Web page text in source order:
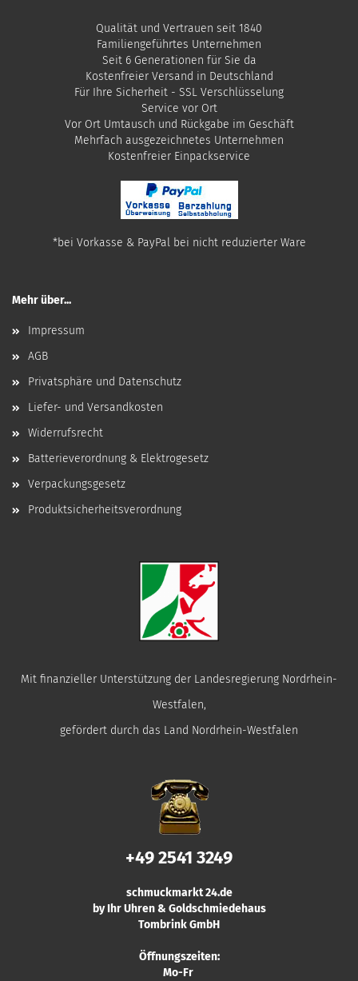
Qualität und Vertrauen seit 1840
Familiengeführtes Unternehmen
Seit 6 Generationen für Sie da
Kostenfreier Versand in Deutschland
Für Ihre Sicherheit - SSL Verschlüsselung
Service vor Ort
Vor Ort Umtausch und Rückgabe im Geschäft
Mehrfach ausgezeichnetes Unternehmen
​Kostenfreier Einpackservice
*bei Vorkasse & PayPal bei nicht reduzierter Ware
Mehr über...
Impressum
AGB
Privatsphäre und Datenschutz
Liefer- und Versandkosten
Widerrufsrecht
Batterieverordnung & Elektrogesetz
Verpackungsgesetz
Produktsicherheitsverordnung
Mit finanzieller Unterstützung der Landesregierung Nordrhein-
Westfalen,
gefördert durch das Land Nordrhein-Westfalen
+49 2541 3249
schmuckmarkt 24.de
by Ihr Uhren & Goldschmiedehaus
Tombrink GmbH
Öffnungszeiten:
Mo-Fr